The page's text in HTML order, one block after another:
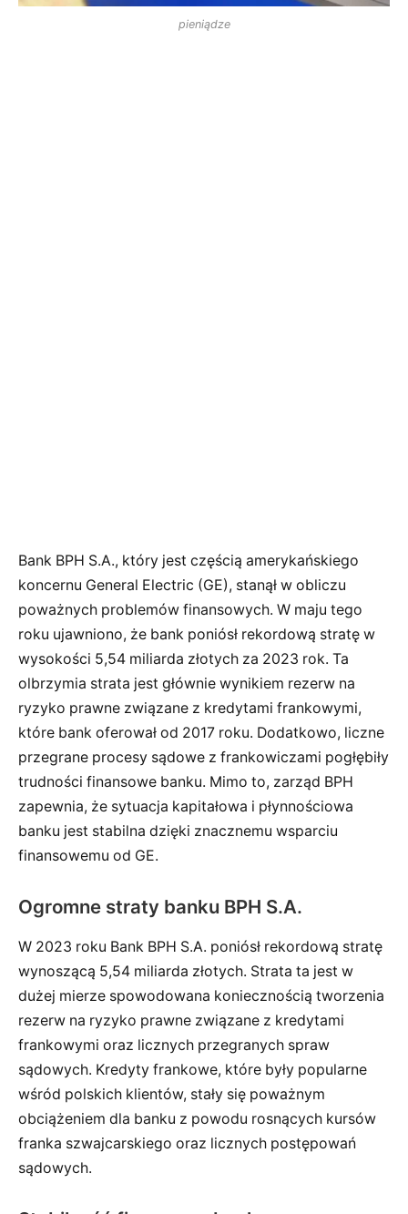
pieniądze
Bank BPH S.A., który jest częścią amerykańskiego
koncernu General Electric (GE), stanął w obliczu
poważnych problemów finansowych. W maju tego
roku ujawniono, że bank poniósł rekordową stratę w
wysokości 5,54 miliarda złotych za 2023 rok. Ta
olbrzymia strata jest głównie wynikiem rezerw na
ryzyko prawne związane z kredytami frankowymi,
które bank oferował od 2017 roku. Dodatkowo, liczne
przegrane procesy sądowe z frankowiczami pogłębiły
trudności finansowe banku. Mimo to, zarząd BPH
zapewnia, że sytuacja kapitałowa i płynnościowa
banku jest stabilna dzięki znacznemu wsparciu
finansowemu od GE.
Ogromne straty banku BPH S.A.
W 2023 roku Bank BPH S.A. poniósł rekordową stratę
wynoszącą 5,54 miliarda złotych. Strata ta jest w
dużej mierze spowodowana koniecznością tworzenia
rezerw na ryzyko prawne związane z kredytami
frankowymi oraz licznych przegranych spraw
sądowych. Kredyty frankowe, które były popularne
wśród polskich klientów, stały się poważnym
obciążeniem dla banku z powodu rosnących kursów
franka szwajcarskiego oraz licznych postępowań
sądowych.